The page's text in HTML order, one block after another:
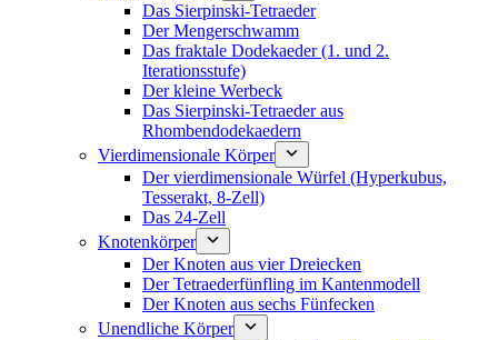
Das Sierpinski-Tetraeder
Der Mengerschwamm
Das fraktale Dodekaeder (1. und 2.
Iterationsstufe)
Der kleine Werbeck
Das Sierpinski-Tetraeder aus
Rhombendodekaedern
Vierdimensionale Körper
Der vierdimensionale Würfel (Hyperkubus,
Tesserakt, 8-Zell)
Das 24-Zell
Knotenkörper
Der Knoten aus vier Dreiecken
Der Tetraederfünfling im Kantenmodell
Der Knoten aus sechs Fünfecken
Unendliche Körper